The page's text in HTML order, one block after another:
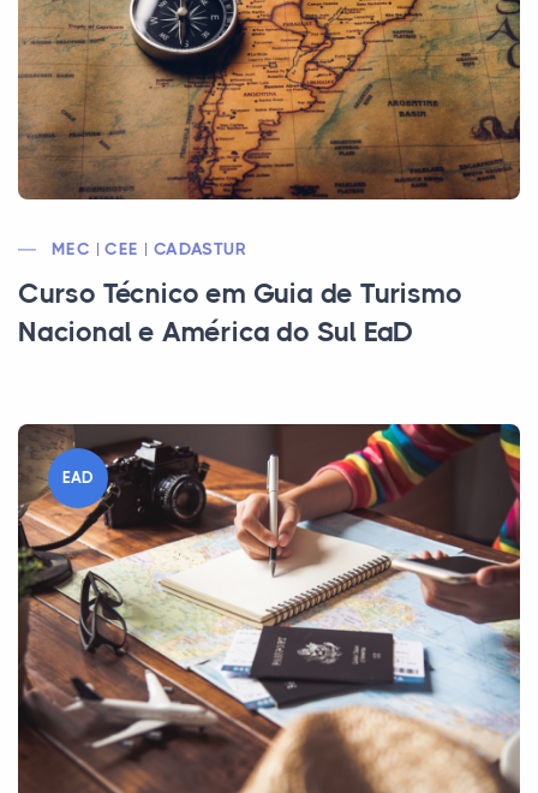
MEC | CEE | CADASTUR
Curso Técnico em Guia de Turismo
Nacional e América do Sul EaD
EAD